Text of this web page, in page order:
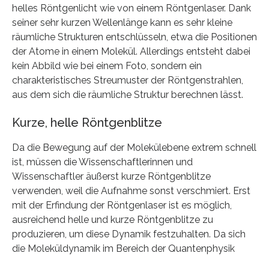
helles Röntgenlicht wie von einem Röntgenlaser. Dank
seiner sehr kurzen Wellenlänge kann es sehr kleine
räumliche Strukturen entschlüsseln, etwa die Positionen
der Atome in einem Molekül. Allerdings entsteht dabei
kein Abbild wie bei einem Foto, sondern ein
charakteristisches Streumuster der Röntgenstrahlen,
aus dem sich die räumliche Struktur berechnen lässt.
Kurze, helle Röntgenblitze
Da die Bewegung auf der Molekülebene extrem schnell
ist, müssen die Wissenschaftlerinnen und
Wissenschaftler äußerst kurze Röntgenblitze
verwenden, weil die Aufnahme sonst verschmiert. Erst
mit der Erfindung der Röntgenlaser ist es möglich,
ausreichend helle und kurze Röntgenblitze zu
produzieren, um diese Dynamik festzuhalten. Da sich
die Moleküldynamik im Bereich der Quantenphysik